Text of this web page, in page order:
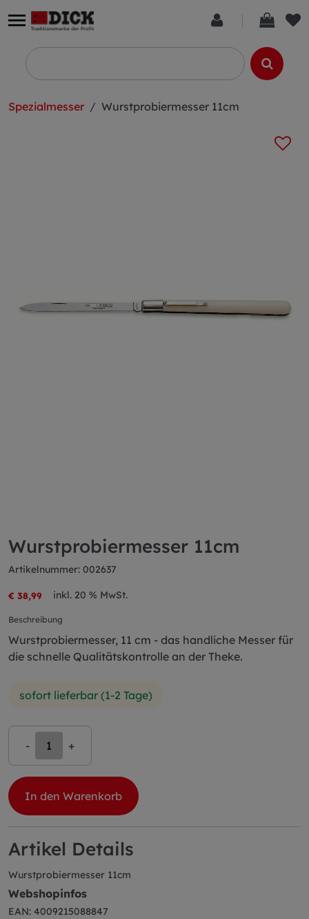
Spezialmesser Wurstprobiermesser 11cm
Wurstprobiermesser 11cm
Artikelnummer: 002637
€ 38,99 inkl. 20 % MwSt.
Beschreibung
Wurstprobiermesser, 11 cm - das handliche Messer für
die schnelle Qualitätskontrolle an der Theke.
sofort lieferbar (1-2 Tage)
- +
In den Warenkorb
Artikel Details
Wurstprobiermesser 11cm
Webshopinfos
EAN: 4009215088847